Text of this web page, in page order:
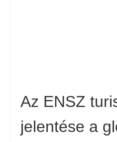
Az ENSZ
jelentése a